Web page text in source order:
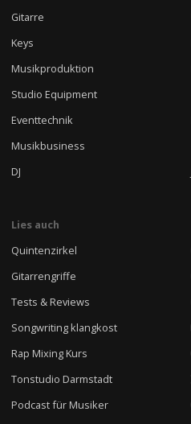
Gitarre
Keys
Musikproduktion
Studio Equipment
Eventtechnik
Musikbusiness
DJ
Lies auch
Quintenzirkel
Gitarrengriffe
Tests & Reviews
Songwriting klangkost
Rap Mixing Kurs
Tonstudio Darmstadt
Podcast für Musiker